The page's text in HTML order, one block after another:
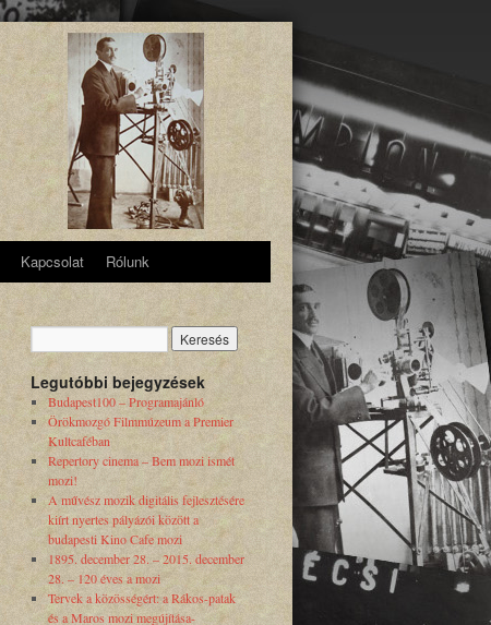
Kapcsolat Rólunk
Legutóbbi bejegyzések
Budapest100 – Programajánló
Örökmozgó Filmmúzeum a Premier
Kultcaféban
Repertory cinema – Bem mozi ismét
mozi!
A művész mozik digitális fejlesztésére
kiírt nyertes pályázói között a
budapesti Kino Cafe mozi
1895. december 28. – 2015. december
28. – 120 éves a mozi
Tervek a közösségért: a Rákos-patak
és a Maros mozi megújítása-